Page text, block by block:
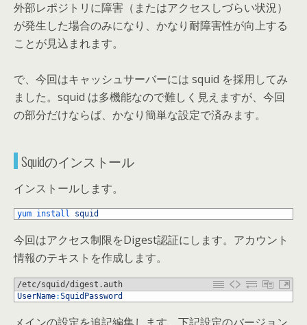
外部レポジトリに障害（またはアクセスしづらい状況）
が発生した場合のみになり、かなり耐障害性が向上する
ことが見込まれます。
で、今回はキャッシュサーバーには squid を採用してみ
ました。squid は多機能なので難しく見えますが、今回
の部分だけならば、かなり簡単な設定で済みます。
Squidのインストール
インストールします。
yum install squid
今回はアクセス制限をDigest認証にします。アカウント
情報のテキストを作成します。
/etc/squid/digest.auth
UserName:SquidPassword